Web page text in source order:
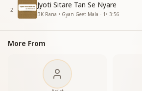
संगम हुआ है परमपिता से सुहाना
संगम हुआ है परमपिता से सुहाना
संगम हुआ है परमपिता से सुहाना
संगम हुआ है परमपिता से सुहाना
2
Jyoti Sitare Tan Se Nyare
BK Rana • Gyan Geet Mala - 1 • 3:56
More From